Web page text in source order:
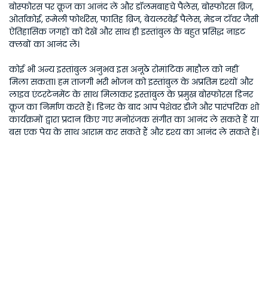
बोस्फोरस पर क्रूज का आनंद लें और डॉलमबाहचे पैलेस, बोस्फोरस ब्रिज,
ओर्ताकोई, रूमेली फोर्थरेस, फातिह ब्रिज, बेयलरबेई पैलेस, मेडन टॉवर जैसी
ऐतिहासिक जगहों को देखें और साथ ही इस्तांबुल के बहुत प्रसिद्ध नाइट
क्लबों का आनंद लें।
कोई भी अन्य इस्तांबुल अनुभव इस अनूठे रोमांटिक माहौल को नहीं
मिला सकता। हम ताजगी भरी भोजन को इस्तांबुल के अप्रतिम दृश्यों और
लाइव एंटरटेनमेंट के साथ मिलाकर इस्तांबुल के प्रमुख बोस्फोरस डिनर
क्रूज का निर्माण करते हैं। डिनर के बाद आप पेशेवर डीजे और पारंपरिक शो
कार्यक्रमों द्वारा प्रदान किए गए मनोरंजक संगीत का आनंद ले सकते हैं या
बस एक पेय के साथ आराम कर सकते हैं और दृश्य का आनंद ले सकते हैं।